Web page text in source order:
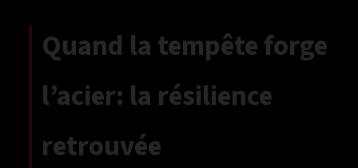
Quand la tempête forge
l’acier: la résilience
retrouvée